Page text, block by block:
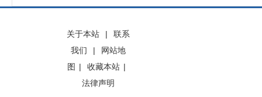
关于本站 |
联系
我们
|
网站地
图 | 收藏本站 |
法律声明